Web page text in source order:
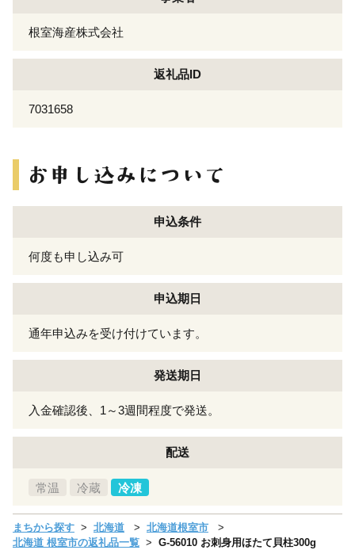
根室海産株式会社
返礼品ID
7031658
申込条件
何度も申し込み可
申込期日
通年申込みを受け付けています。
発送期日
入金確認後、1～3週間程度で発送。
配送
常温 冷蔵 冷凍
まちから探す 北海道
北海道根室市
北海道 根室市の返礼品一覧
G-56010 お刺身用ほたて貝柱300g